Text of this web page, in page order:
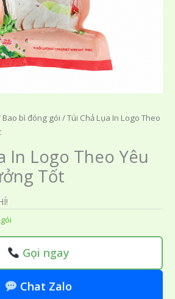
Bao bì đóng gói / Túi Chả Lụa In Logo Theo
In Logo Theo Yêu
Tốt
Gọi ngay
Chat Zalo